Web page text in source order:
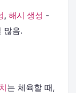
, 해시 생성 -
많음.
는 체육할 때,